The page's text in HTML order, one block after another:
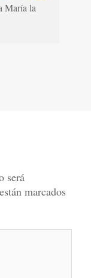
María la
será
marcados